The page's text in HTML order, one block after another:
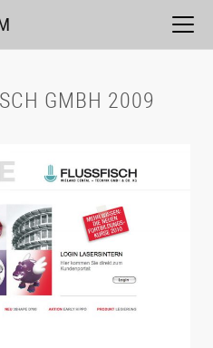
GMBH 2009